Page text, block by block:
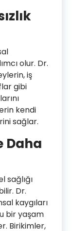
olur. Dr.
iş
gibi
kendi
sağlar.
Daha
sağlığı
Dr.
kaygıları
bir yaşam
Birikimler,